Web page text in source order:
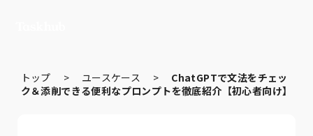
トップ > ユースケース > ChatGPTで文法をチェッ
ク＆添削できる便利なプロンプトを徹底紹介【初心者向け】